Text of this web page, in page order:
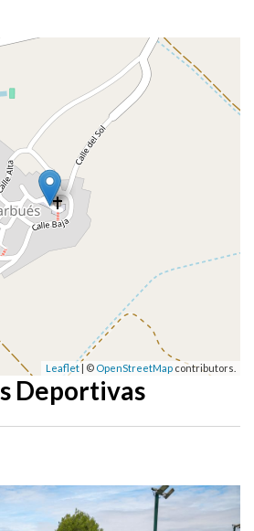
Leaflet | © OpenStreetMap contributors.
Deportivas